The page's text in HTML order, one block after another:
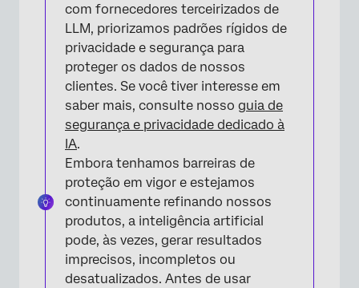
×
com fornecedores terceirizados de
LLM, priorizamos padrões rígidos de
privacidade e segurança para
proteger os dados de nossos
clientes. Se você tiver interesse em
saber mais, consulte nosso guia de
segurança e privacidade dedicado à
IA.
Embora tenhamos barreiras de
proteção em vigor e estejamos
continuamente refinando nossos
produtos, a inteligência artificial
pode, às vezes, gerar resultados
imprecisos, incompletos ou
desatualizados. Antes de usar